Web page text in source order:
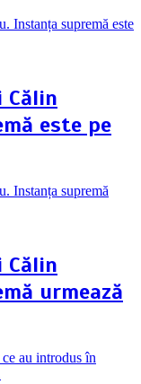
Călin
este pe
Călin
urmează